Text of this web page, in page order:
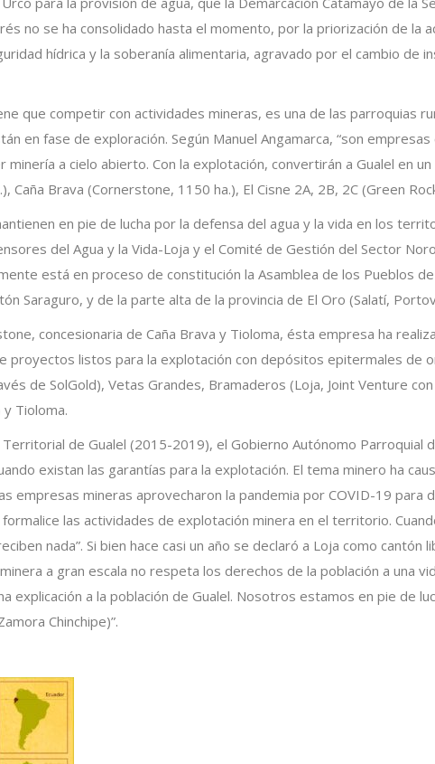
no se ha consolidado hasta el momento, por la priorización de la
hídrica y la soberanía alimentaria, agravado por el cambio de
que competir con actividades mineras, es una de las parroquias
en fase de exploración. Según Manuel Angamarca, “son
minería a cielo abierto. Con la explotación, convertirán a Gualel en
Caña Brava (Cornerstone, 1150 ha.), El Cisne 2A, 2B, 2C (Green
en pie de lucha por la defensa del agua y la vida en los
del Agua y la Vida-Loja y el Comité de Gestión del Sector
está en proceso de constitución la Asamblea de los Pueblos
Saraguro, y de la parte alta de la provincia de El Oro (Salatí,
concesionaria de Caña Brava y Tioloma, ésta empresa ha
proyectos listos para la explotación con depósitos epitermales
de SolGold), Vetas Grandes, Bramaderos (Loja, Joint Venture
Tioloma.
de Gualel (2015-2019), el Gobierno Autónomo Parroquial
existan las garantías para la explotación. El tema minero ha
empresas mineras aprovecharon la pandemia por COVID-19
las actividades de explotación minera en el territorio.
nada”. Si bien hace casi un año se declaró a Loja como
a gran escala no respeta los derechos de la población a una
explicación a la población de Gualel. Nosotros estamos en pie de
Chinchipe)”.